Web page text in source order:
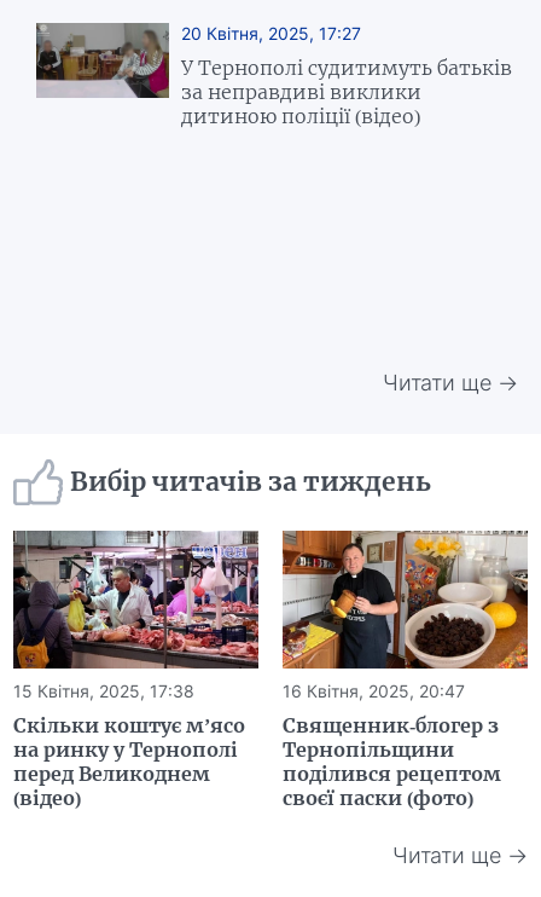
20 Квітня, 2025, 17:27
У Тернополі судитимуть батьків
за неправдиві виклики
дитиною поліції (відео)
Читати ще →
Вибір читачів за тиждень
15 Квітня, 2025, 17:38
Скільки коштує м’ясо
на ринку у Тернополі
перед Великоднем
(відео)
16 Квітня, 2025, 20:47
Священник-блогер з
Тернопільщини
поділився рецептом
своєї паски (фото)
Читати ще →